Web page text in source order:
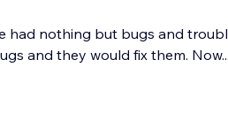
had nothing but bugs and
and they would fix them. Now...